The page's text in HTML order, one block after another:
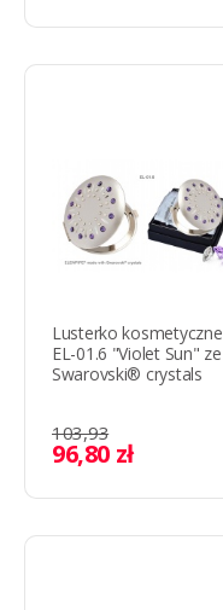
Lusterko kosmetyczne
EL-01.6 "Violet Sun" ze
Swarovski® crystals
103,93
96,80 zł